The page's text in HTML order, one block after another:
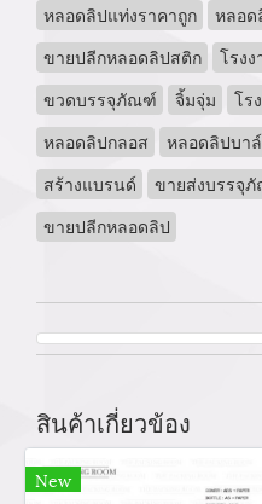
หลอดลิปแท่งราคาถูก
หลอด
ขายปลีกหลอดลิปสติก
โรง
ขวดบรรจุภัณฑ์
จิ้มจุ่ม
โร
หลอดลิปกลอส
หลอดลิปบา
สร้างแบรนด์
ขายส่งบรรจุ
ขายปลีกหลอดลิป
สินค้าเกี่ยวข้อง
New